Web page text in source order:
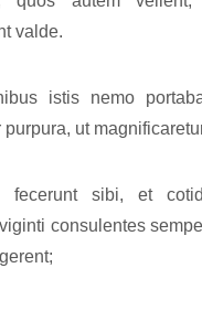
valde.
istis nemo
purpura, ut
fecerunt sibi, et
consulentes